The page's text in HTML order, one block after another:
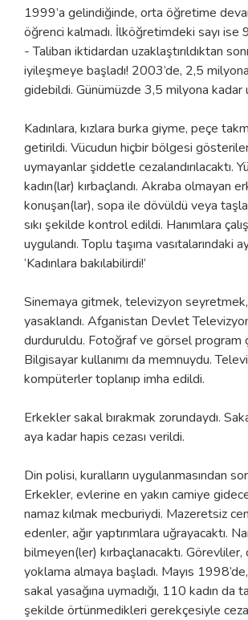
1999’a gelindiğinde, orta öğretime
öğrenci kalmadı. İlköğretimdeki sayı ise
- Taliban iktidardan uzaklaştırıldıktan
iyileşmeye başladı! 2003’de, 2,5 milyona
gidebildi. Günümüzde 3,5 milyona kadar
Kadınlara, kızlara burka giyme, peçe
getirildi. Vücudun hiçbir bölgesi
uymayanlar şiddetle cezalandırılacaktı.
kadın(lar) kırbaçlandı. Akraba olmayan
konuşan(lar), sopa ile dövüldü veya
sıkı şekilde kontrol edildi. Hanımlara
uygulandı. Toplu taşıma vasıtalarındaki
‘Kadınlara bakılabilirdi!’
Sinemaya gitmek, televizyon
yasaklandı. Afganistan Devlet
durduruldu. Fotoğraf ve görsel program
Bilgisayar kullanımı da memnuydu.
kompüterler toplanıp imha edildi.
Erkekler sakal bırakmak zorundaydı.
aya kadar hapis cezası verildi.
Din polisi, kuralların uygulanmasından
Erkekler, evlerine en yakın camiye
namaz kılmak mecburiydi. Mazeretsiz
edenler, ağır yaptırımlara uğrayacaktı.
bilmeyen(ler) kırbaçlanacaktı. Görevliler,
yoklama almaya başladı. Mayıs
sakal yasağına uymadığı, 110 kadın da
şekilde örtünmedikleri gerekçesiyle